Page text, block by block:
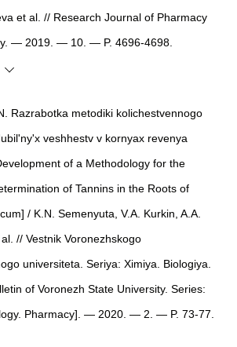
et al. // Research Journal of Pharmacy
. — 2019. — 10. — P. 4696-4698.
Razrabotka metodiki kolichestvennogo
veshhestv v kornyax revenya
of a Methodology for the
of Tannins in the Roots of
] / K.N. Semenyuta, V.A. Kurkin, A.A.
// Vestnik Voronezhskogo
universiteta. Seriya: Ximiya. Biologiya.
of Voronezh State University. Series:
Pharmacy] . — 2020. — 2. — P. 73-77.